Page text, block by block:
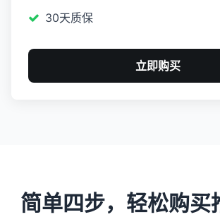
30天质保
立即购买
简单四步，轻松购买